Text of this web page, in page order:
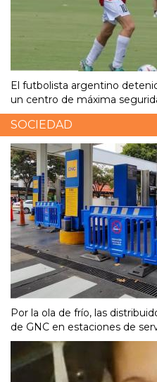
El futbolista argentino
un centro de máxima
SOCIEDAD
Por la ola de frío, las
de GNC en estaciones de